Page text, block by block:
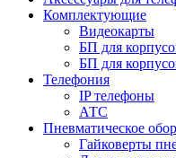
Комплектующие
Видеокарты
БП для
БП для
Телефония
IP телефоны
АТС
Пневматическое
Гайковерты